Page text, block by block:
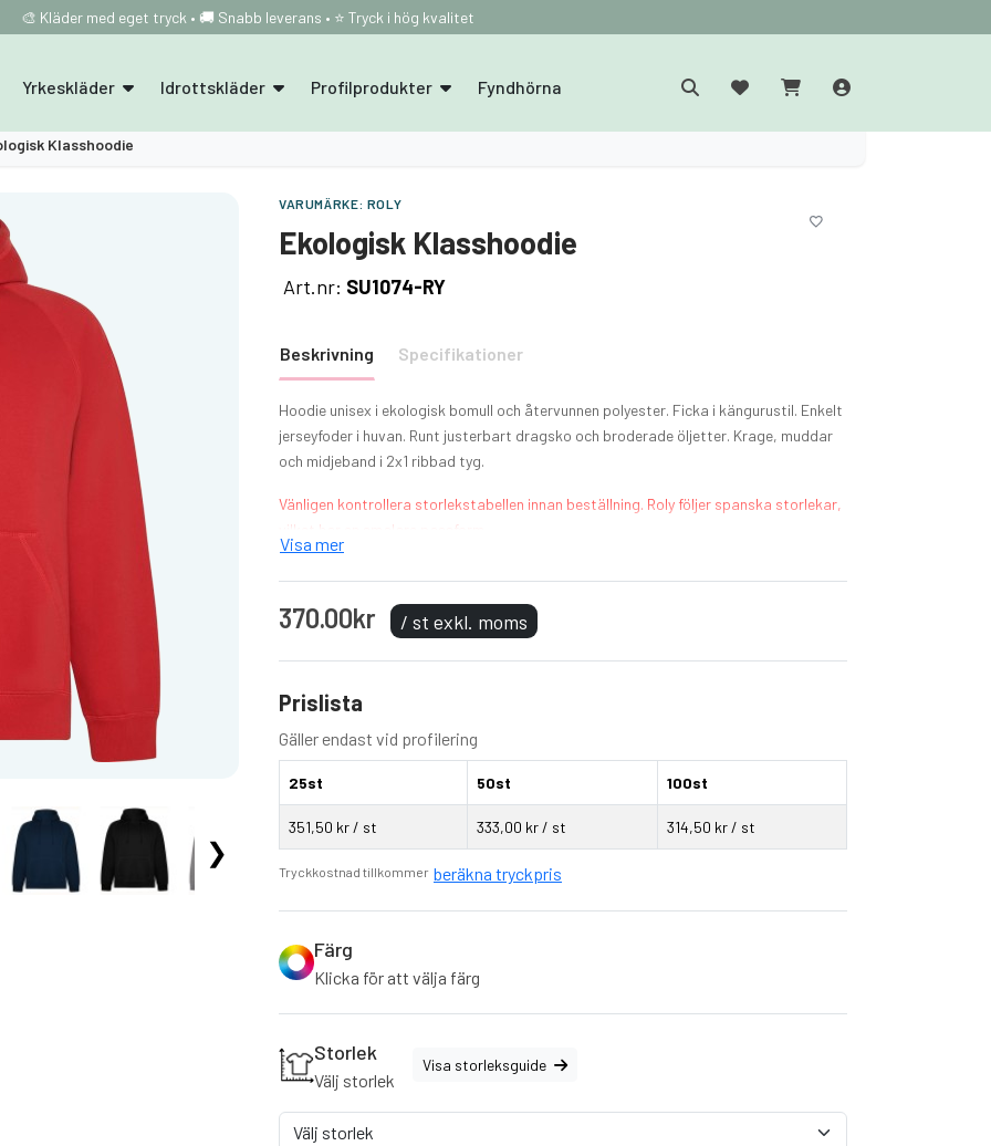
🎨 Kläder med eget tryck • 🚚 Snabb leverans • ⭐ Tryck i hög kvalitet
Yrkeskläder Idrottskläder Profilprodukter Fyndhörna
Klasshoodie
❯
VARUMÄRKE: ROLY
Ekologisk Klasshoodie
Art.nr: SU1074-RY
Beskrivning Specifikationer
Hoodie unisex i ekologisk bomull och återvunnen polyester. Ficka i kängurustil. Enkelt
jerseyfoder i huvan. Runt justerbart dragsko och broderade öljetter. Krage, muddar
och midjeband i 2x1 ribbad tyg.
Vänligen kontrollera storlekstabellen innan beställning. Roly följer spanska storlekar,
vilket har en smalare passform.
polyester / 7% viskos)
Certifikat: Fair Working Conditions, Oeko-Tex, Organic Cotton, REACH,
Unisex hoodie
Ekologisk bomull/återvunnen polyester
Känguruficka
Fodrad huva i single jersey
Dragsnöre, broderade öljetter
Krage, muddar och linning i 2x1 ribbstickning
Visa mer
370.00kr / st exkl. moms
Prislista
Gäller endast vid profilering
25st 50st 100st
351,50 kr / st 333,00 kr / st 314,50 kr / st
Tryckkostnad tillkommer beräkna tryckpris
Färg
Klicka för att välja färg
Storlek
Välj storlek
Visa storleksguide